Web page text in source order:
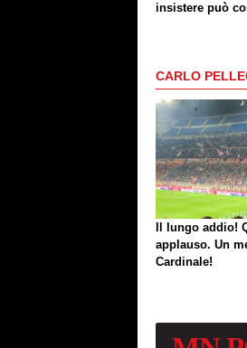
insistere può
CARLO
Il lungo addio!
applauso. Un
Cardinale!